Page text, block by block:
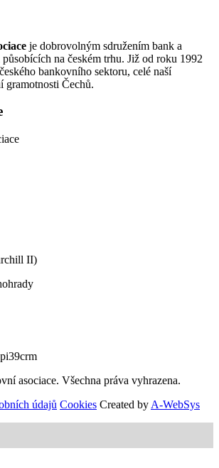
je dobrovolným sdružením bank a
na českém trhu. Již od roku 1992
bankovního sektoru, celé naší
gramotnosti Čechů.
II)
asociace. Všechna práva vyhrazena.
údajů Cookies Created by A-WebSys